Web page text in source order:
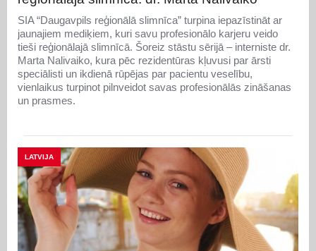
SIA “Daugavpils reģionālā slimnīca” turpina iepazīstināt ar
jaunajiem mediķiem, kuri savu profesionālo karjeru veido
tieši reģionālajā slimnīcā. Šoreiz stāstu sērijā – interniste dr.
Marta Nalivaiko, kura pēc rezidentūras kļuvusi par ārsti
speciālisti un ikdienā rūpējas par pacientu veselību,
vienlaikus turpinot pilnveidot savas profesionālās zināšanas
un prasmes.
LATVIJA